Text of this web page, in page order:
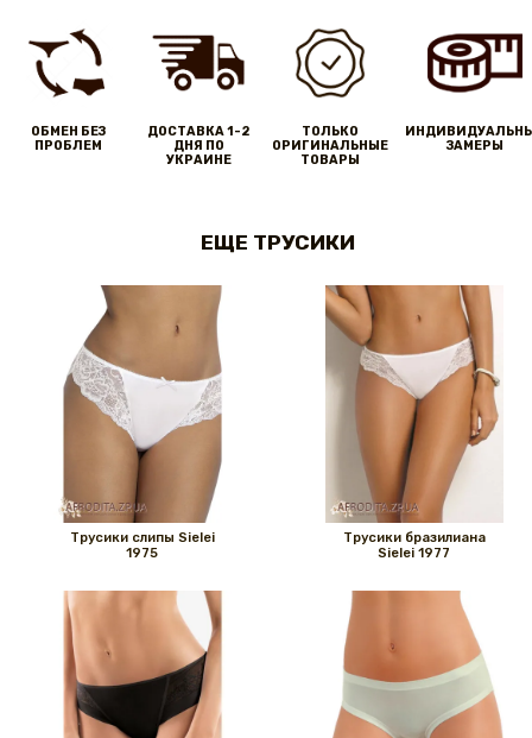
ОБМЕН БЕЗ
ПРОБЛЕМ
ДОСТАВКА 1-2
ДНЯ ПО
УКРАИНЕ
ТОЛЬКО
ОРИГИНАЛЬНЫЕ
ТОВАРЫ
ЗАМЕРЫ
ЕЩЕ ТРУСИКИ
Трусики слипы Sielei
1975
Трусики бразилиана
Sielei 1977